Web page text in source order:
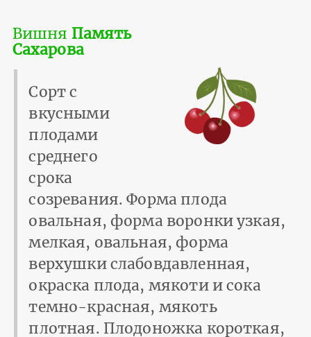
Вишня Память
Сахарова
Сорт с
вкусными
плодами
среднего
срока
созревания. Форма плода
овальная, форма воронки узкая,
мелкая, овальная, форма
верхушки слабовдавленная,
окраска плода, мякоти и сока
темно-красная, мякоть
плотная. Плодоножка короткая,